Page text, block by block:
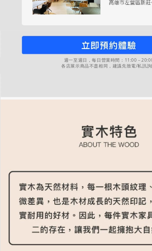
週一至週日，每日營業時間：11:00－
各店展示商品不盡相同，建議先致電/私訊